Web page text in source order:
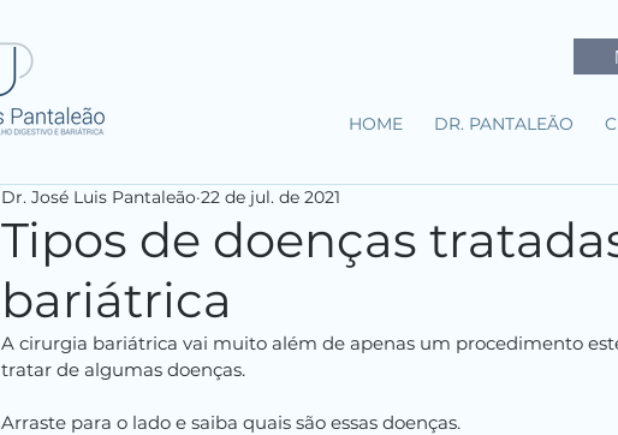
HOME DR. PANTALEÃO
Tipos de doenças
bariátrica
Dr. José Luis Pantaleão 22 de jul. de 2021
A cirurgia bariátrica vai muito além de apenas um procedimento
tratar de algumas doenças.
Arraste para o lado e saiba quais são essas doenças.